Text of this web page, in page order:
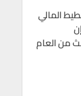
المالي
من العام